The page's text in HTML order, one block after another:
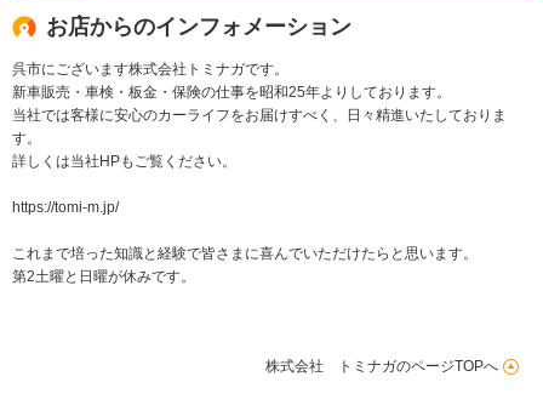
お店からのインフォメーション
呉市にございます株式会社トミナガです。
新車販売・車検・板金・保険の仕事を昭和25年よりしております。
当社では客様に安心のカーライフをお届けすべく、日々精進いたしておりま
す。
詳しくは当社HPもご覧ください。
https://tomi-m.jp/
これまで培った知識と経験で皆さまに喜んでいただけたらと思います。
第2土曜と日曜が休みです。
株式会社 トミナガのページTOPへ